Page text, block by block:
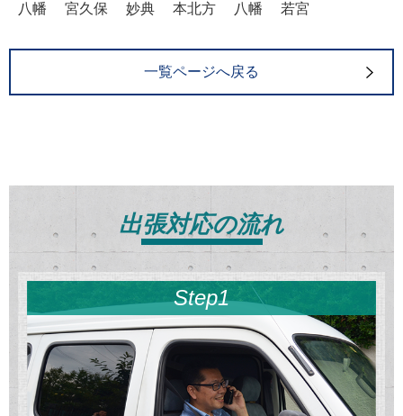
八幡 宮久保 妙典 本北方 八幡 若宮
一覧ページへ戻る
出張対応の流れ
Step1